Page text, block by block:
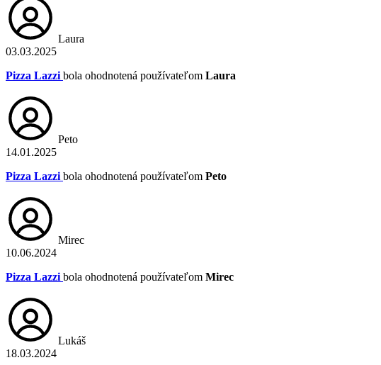
Laura
03.03.2025
Pizza Lazzi bola ohodnotená používateľom Laura
Peto
14.01.2025
Pizza Lazzi bola ohodnotená používateľom Peto
Mirec
10.06.2024
Pizza Lazzi bola ohodnotená používateľom Mirec
Lukáš
18.03.2024